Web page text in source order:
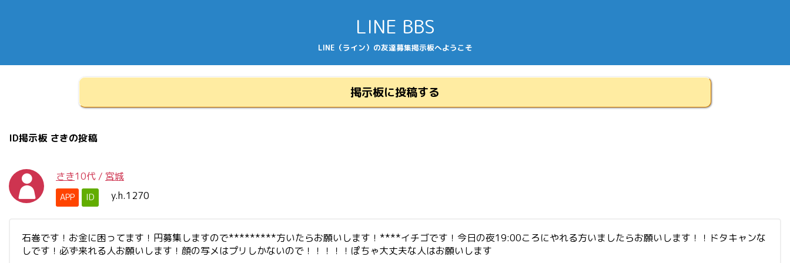
LINE BBS
LINE（ライン）の友達募集掲示板へようこそ
掲示板に投稿する
ID掲示板 さきの投稿
さき10代 / 宮城
APP ID y.h.1270
石巻です！お金に困ってます！円募集しますので*********方いたらお願いします！****イチゴです！今日の夜19:00ころにやれる方いましたらお願いします！！ドタキャンな
しです！必ず来れる人お願いします！顔の写メはプリしかないので！！！！！ぽちゃ大丈夫な人はお願いします